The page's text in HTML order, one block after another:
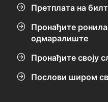
Претплата на
Пронађите
одмаралиште
Пронађите своју
Послови широм